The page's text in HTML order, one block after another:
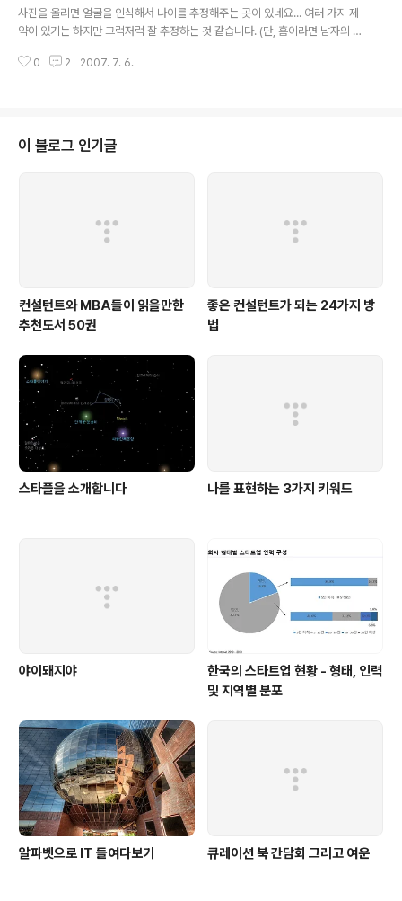
기 5. 펀드투자 등 이었는데, 그 중에 제대로 지킨 것은 2번
하고 4번 정도 되는 것 같습니다(덕분에 올해 같은 활황 장
면서 지냈는데, [계획하지는 않았지만 실행한 것들] 1. 블로
사진을 올리면 얼굴을 인식해서 나이를 추정해주는 곳이 있네요... 여러 가지 제
약이 있기는 하지만 그럭저럭 잘 추정하는 것 같습니다. (단, 흠이라면 남자의 나
졸리고 심심할 때 한번 해보시면 좋을 것 같습니다. ^^
0 2 2007. 7. 6.
이 블로그 인기글
컨설턴트와 MBA들이 읽을만한
추천도서 50권
좋은 컨설턴트가 되는 24가지 방
법
스타플을 소개합니다 나를 표현하는 3가지 키워드
야이돼지야
한국의 스타트업 현황 - 형태, 인력
및 지역별 분포
알파벳으로 IT 들여다보기 큐레이션 북 간담회 그리고 여운